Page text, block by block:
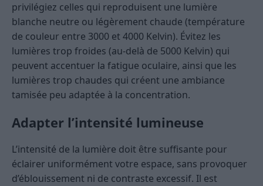
privilégiez celles qui reproduisent une lumière
blanche neutre ou légèrement chaude (température
de couleur entre 3000 et 4000 Kelvin). Évitez les
lumières trop froides (au-delà de 5000 Kelvin) qui
peuvent accentuer la fatigue oculaire, ainsi que les
lumières trop chaudes qui créent une ambiance
tamisée peu adaptée à la concentration.
Adapter l’intensité lumineuse
L’intensité de la lumière doit être suffisante pour
éclairer uniformément votre espace, sans provoquer
d’éblouissement ni de contraste excessif. Il est